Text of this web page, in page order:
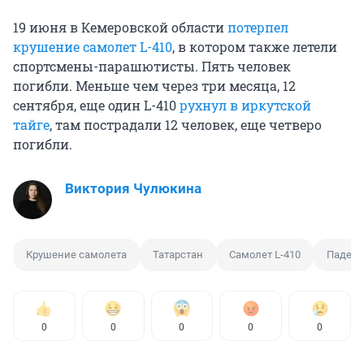
19 июня в Кемеровской областипотерпел
крушение самолет L-410, в котором также летели
спортсмены-парашютисты. Пять человек
погибли. Меньше чем через три месяца, 12
сентября, еще один L-410рухнул в иркутской
тайге, там пострадали 12 человек, еще четверо
погибли.
Виктория Чулюкина
Крушение самолета Татарстан Самолет L-410
0 0 0 0 0